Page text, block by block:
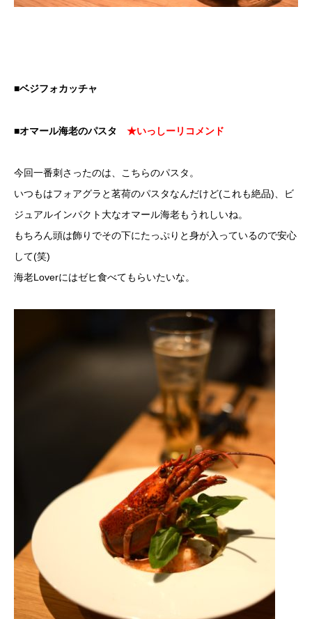
■ベジフォカッチャ
■オマール海老のパスタ ★いっしーリコメンド
今回一番刺さったのは、こちらのパスタ。
いつもはフォアグラと茗荷のパスタなんだけど(これも絶品)、ビ
ジュアルインパクト大なオマール海老もうれしいね。
もちろん頭は飾りでその下にたっぷりと身が入っているので安心
して(笑)
海老Loverにはゼヒ食べてもらいたいな。